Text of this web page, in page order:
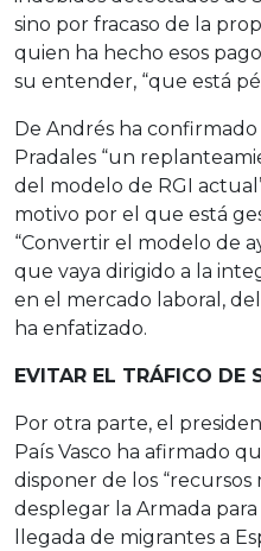
sino por fracaso de la
quien ha hecho esos
su entender, “que está
De Andrés ha
Pradales “un
del modelo de RGI
motivo por el que está
“Convertir el modelo de
que vaya dirigido a la
en el mercado laboral,
ha enfatizado.
EVITAR EL TRÁFICO DE
Por otra parte, el
País Vasco ha afirmado
disponer de los “recursos
desplegar la Armada
llegada de migrantes a